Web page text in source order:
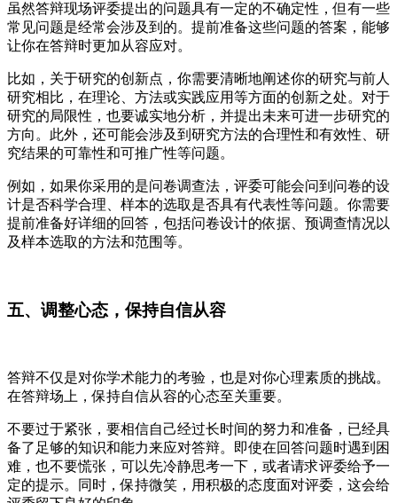
虽然答辩现场评委提出的问题具有一定的不确定性，但有一些
常见问题是经常会涉及到的。提前准备这些问题的答案，能够
让你在答辩时更加从容应对。
比如，关于研究的创新点，你需要清晰地阐述你的研究与前人
研究相比，在理论、方法或实践应用等方面的创新之处。对于
研究的局限性，也要诚实地分析，并提出未来可进一步研究的
方向。此外，还可能会涉及到研究方法的合理性和有效性、研
究结果的可靠性和可推广性等问题。
例如，如果你采用的是问卷调查法，评委可能会问到问卷的设
计是否科学合理、样本的选取是否具有代表性等问题。你需要
提前准备好详细的回答，包括问卷设计的依据、预调查情况以
及样本选取的方法和范围等。
五、调整心态，保持自信从容
答辩不仅是对你学术能力的考验，也是对你心理素质的挑战。
在答辩场上，保持自信从容的心态至关重要。
不要过于紧张，要相信自己经过长时间的努力和准备，已经具
备了足够的知识和能力来应对答辩。即使在回答问题时遇到困
难，也不要慌张，可以先冷静思考一下，或者请求评委给予一
定的提示。同时，保持微笑，用积极的态度面对评委，这会给